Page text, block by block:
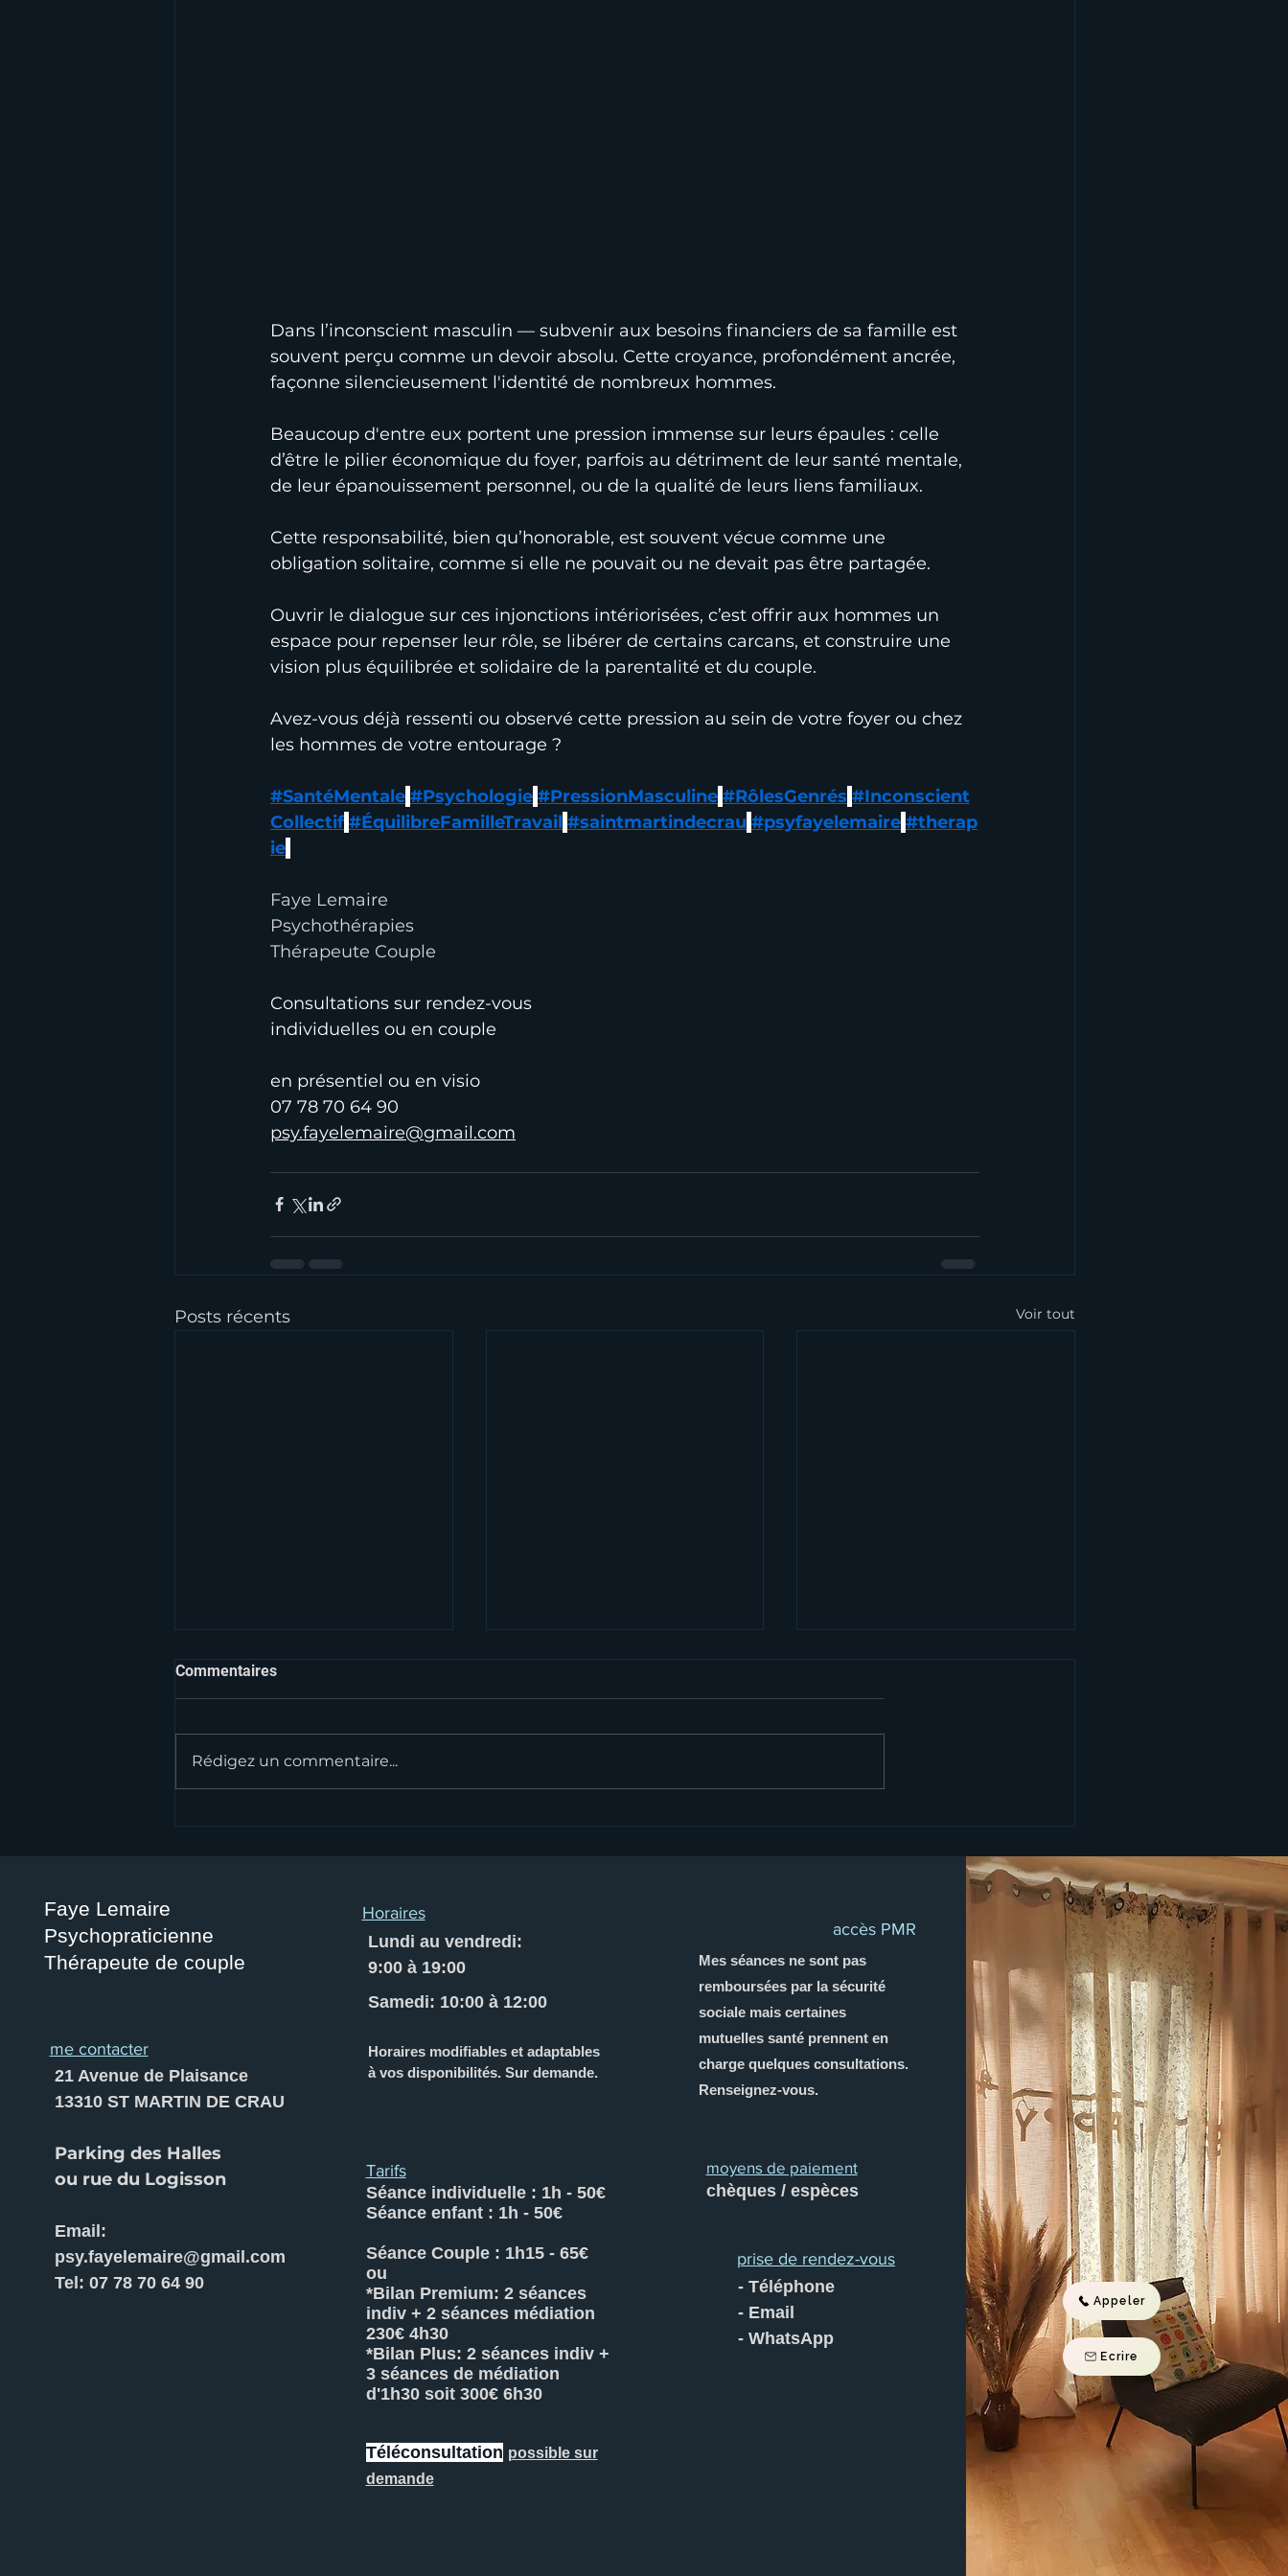
Dans l’inconscient masculin — subvenir aux besoins financiers de sa famille est
souvent perçu comme un devoir absolu. Cette croyance, profondément ancrée,
façonne silencieusement l'identité de nombreux hommes.
Beaucoup d'entre eux portent une pression immense sur leurs épaules : celle
d’être le pilier économique du foyer, parfois au détriment de leur santé mentale,
de leur épanouissement personnel, ou de la qualité de leurs liens familiaux.
Cette responsabilité, bien qu’honorable, est souvent vécue comme une
obligation solitaire, comme si elle ne pouvait ou ne devait pas être partagée.
Ouvrir le dialogue sur ces injonctions intériorisées, c’est offrir aux hommes un
espace pour repenser leur rôle, se libérer de certains carcans, et construire une
vision plus équilibrée et solidaire de la parentalité et du couple.
Avez-vous déjà ressenti ou observé cette pression au sein de votre foyer ou chez
les hommes de votre entourage ?
#SantéMentale #Psychologie #PressionMasculine #RôlesGenrés #Inconscient
Collectif #ÉquilibreFamilleTravail #saintmartindecrau #psyfayelemaire #therap
ie
Faye Lemaire
Psychothérapies
Thérapeute Couple
Consultations sur rendez-vous
individuelles ou en couple
en présentiel ou en visio
07 78 70 64 90
psy.fayelemaire@gmail.com
Posts récents Voir tout
Commentaires
Rédigez un commentaire...
Faye Lemaire
Psychopraticienne
Thérapeute de couple
me contacter
21 Avenue de Plaisance
13310 ST MARTIN DE CRAU
Parking des Halles
ou rue du Logisson
Email:
psy.fayelemaire@gmail.com
Tel: 07 78 70 64 90
Horaires
Lundi au vendredi:
9:00 à 19:00
Samedi: 10:00 à 12:00
Horaires modifiables et adaptables
à vos disponibilités. Sur demande.
Tarifs
Séance individuelle : 1h - 50€
Séance enfant : 1h - 50€
Séance Couple : 1h15 - 65€
ou
*Bilan Premium: 2 séances
indiv + 2 séances médiation
230€ 4h30
*Bilan Plus: 2 séances indiv +
3 séances de médiation
d'1h30 soit 300€ 6h30
Téléconsultation possible sur
demande
Mes séances ne sont pas
remboursées par la sécurité
sociale mais certaines
mutuelles santé prennent en
charge quelques consultations.
Renseignez-vous.
accès PMR
moyens de paiement
chèques / espèces
prise de rendez-vous
- Téléphone
- Email
- WhatsApp
Appeler
Ecrire